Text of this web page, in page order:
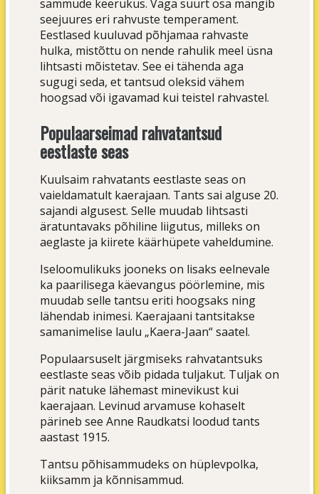
sammude keerukus. Väga suurt osa mängib
seejuures eri rahvuste temperament.
Eestlased kuuluvad põhjamaa rahvaste
hulka, mistõttu on nende rahulik meel üsna
lihtsasti mõistetav. See ei tähenda aga
sugugi seda, et tantsud oleksid vähem
hoogsad või igavamad kui teistel rahvastel.
Populaarseimad rahvatantsud
eestlaste seas
Kuulsaim rahvatants eestlaste seas on
vaieldamatult kaerajaan. Tants sai alguse 20.
sajandi algusest. Selle muudab lihtsasti
äratuntavaks põhiline liigutus, milleks on
aeglaste ja kiirete käärhüpete vaheldumine.
Iseloomulikuks jooneks on lisaks eelnevale
ka paarilisega käevangus pöörlemine, mis
muudab selle tantsu eriti hoogsaks ning
lähendab inimesi. Kaerajaani tantsitakse
samanimelise laulu „Kaera-Jaan“ saatel.
Populaarsuselt järgmiseks rahvatantsuks
eestlaste seas võib pidada tuljakut. Tuljak on
pärit natuke lähemast minevikust kui
kaerajaan. Levinud arvamuse kohaselt
pärineb see Anne Raudkatsi loodud tants
aastast 1915.
Tantsu põhisammudeks on hüplevpolka,
kiiksamm ja kõnnisammud.